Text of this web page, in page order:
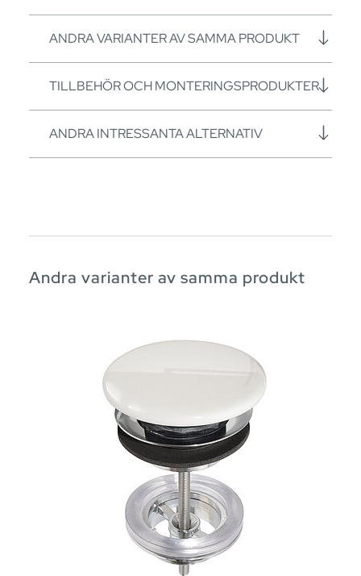
ANDRA VARIANTER AV SAMMA PRODUKT
TILLBEHÖR OCH MONTERINGSPRODUKTER
ANDRA INTRESSANTA ALTERNATIV
Andra varianter av samma produkt